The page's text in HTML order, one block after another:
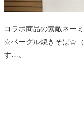
コラボ商品の素敵ネー
☆ベーグル焼きそば☆（
す…。